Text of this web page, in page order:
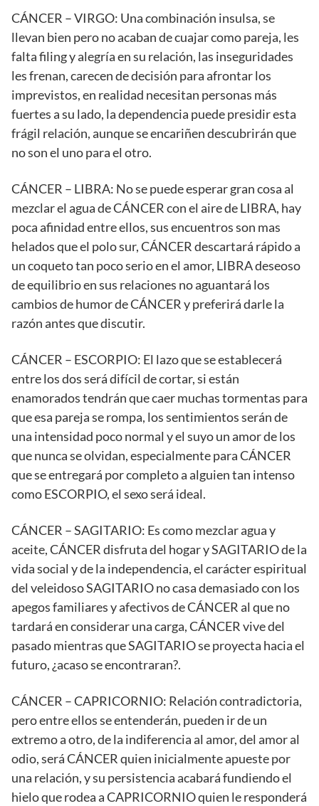
CÁNCER – VIRGO: Una combinación insulsa, se
llevan bien pero no acaban de cuajar como pareja, les
falta filing y alegría en su relación, las inseguridades
les frenan, carecen de decisión para afrontar los
imprevistos, en realidad necesitan personas más
fuertes a su lado, la dependencia puede presidir esta
frágil relación, aunque se encariñen descubrirán que
no son el uno para el otro.
CÁNCER – LIBRA: No se puede esperar gran cosa al
mezclar el agua de CÁNCER con el aire de LIBRA, hay
poca afinidad entre ellos, sus encuentros son mas
helados que el polo sur, CÁNCER descartará rápido a
un coqueto tan poco serio en el amor, LIBRA deseoso
de equilibrio en sus relaciones no aguantará los
cambios de humor de CÁNCER y preferirá darle la
razón antes que discutir.
CÁNCER – ESCORPIO: El lazo que se establecerá
entre los dos será difícil de cortar, si están
enamorados tendrán que caer muchas tormentas para
que esa pareja se rompa, los sentimientos serán de
una intensidad poco normal y el suyo un amor de los
que nunca se olvidan, especialmente para CÁNCER
que se entregará por completo a alguien tan intenso
como ESCORPIO, el sexo será ideal.
CÁNCER – SAGITARIO: Es como mezclar agua y
aceite, CÁNCER disfruta del hogar y SAGITARIO de la
vida social y de la independencia, el carácter espiritual
del veleidoso SAGITARIO no casa demasiado con los
apegos familiares y afectivos de CÁNCER al que no
tardará en considerar una carga, CÁNCER vive del
pasado mientras que SAGITARIO se proyecta hacia el
futuro, ¿acaso se encontraran?.
CÁNCER – CAPRICORNIO: Relación contradictoria,
pero entre ellos se entenderán, pueden ir de un
extremo a otro, de la indiferencia al amor, del amor al
odio, será CÁNCER quien inicialmente apueste por
una relación, y su persistencia acabará fundiendo el
hielo que rodea a CAPRICORNIO quien le responderá